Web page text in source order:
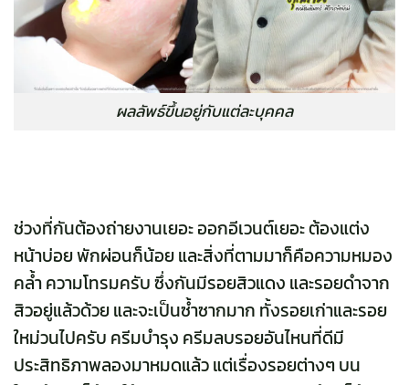
ผลลัพธ์ขึ้นอยู่กับแต่ละบุคคล
ช่วงที่กันต้องถ่ายงานเยอะ ออกอีเวนต์เยอะ ต้องแต่ง
หน้าบ่อย พักผ่อนก็น้อย และสิ่งที่ตามมาก็คือความหมอง
คล้ำ ความโทรมครับ ซึ่งกันมีรอยสิวแดง และรอยดำจาก
สิวอยู่แล้วด้วย และจะเป็นซ้ำซากมาก ทั้งรอยเก่าและรอย
ใหม่วนไปครับ ครีมบำรุง ครีมลบรอยอันไหนที่ดีมี
ประสิทธิภาพลองมาหมดแล้ว แต่เรื่องรอยต่างๆ บน